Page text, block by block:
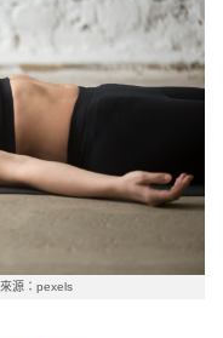
源：pexels